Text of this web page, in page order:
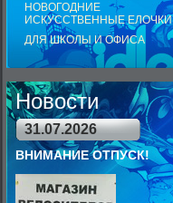
НОВОГОДНИЕ
ИСКУССТВЕННЫЕ ЕЛОЧКИ
ДЛЯ ШКОЛЫ И ОФИСА
Новости
31.07.2026
ВНИМАНИЕ ОТПУСК!